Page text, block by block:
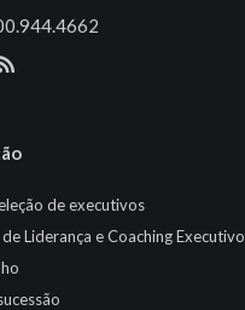
de executivos
Liderança e Coaching Executivo